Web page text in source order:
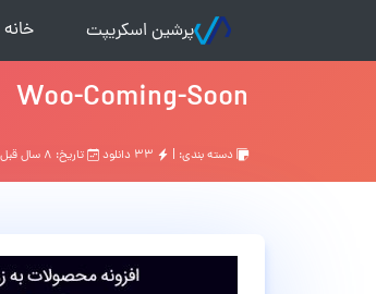
پرشین اسکریپت خانه
(current)
Woo-Coming-Soon
دسته بندی: | تاریخ: ۸ سال قبل